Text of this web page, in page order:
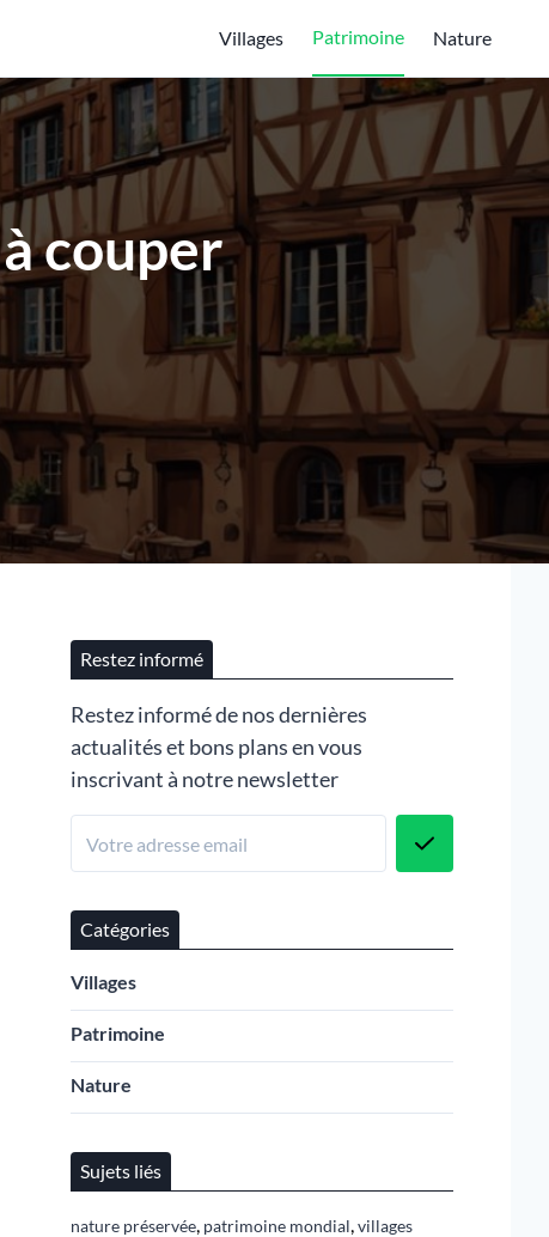
Villages Patrimoine Nature
couper
Restez informé
Restez informé de nos dernières
actualités et bons plans en vous
inscrivant à notre newsletter
Catégories
Villages
Patrimoine
Nature
Sujets liés
nature préservée, patrimoine mondial,villages